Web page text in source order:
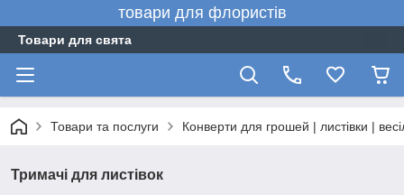
товари для флористів
Товари для свята
Товари та послуги Конверти для грошей | листівки |
Тримачі для листівок